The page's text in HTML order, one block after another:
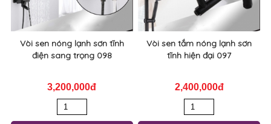
Vòi sen nóng lạnh sơn tĩnh
điện sang trọng 098
3,200,000đ
Vòi sen tắm nóng lạnh sơn
tĩnh hiện đại 097
2,400,000đ